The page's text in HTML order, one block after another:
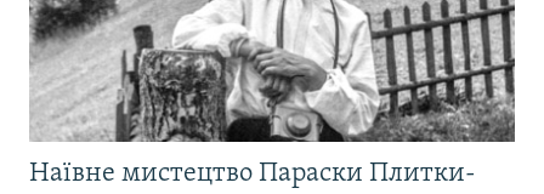
Наївне мистецтво Параски Плитки-